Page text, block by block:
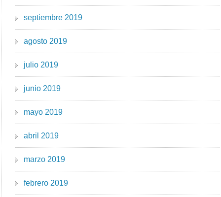
septiembre 2019
agosto 2019
julio 2019
junio 2019
mayo 2019
abril 2019
marzo 2019
febrero 2019